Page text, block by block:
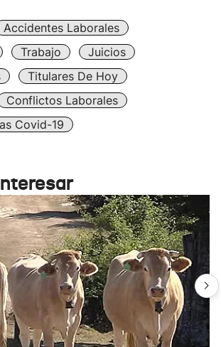
Accidentes Laborales
Trabajo
Juicios
Titulares De Hoy
Conflictos Laborales
Covid-19